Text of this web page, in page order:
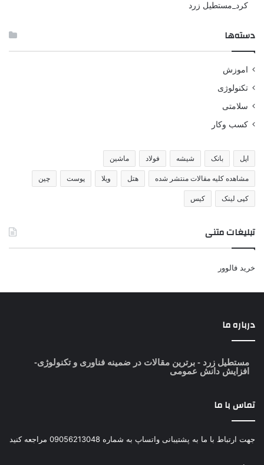
کرد_مستطیل زرد
دسته‌ها
اموزش
تکنولوژی
سلامتی
کسب وکار
اپل بانک شیشه فولاد ماشین
مشاهده کلیه مقالات منتشر شده هتل ویلا پوست چین
کپی لینک کیس
تبلیغات متنی
خرید فالوور
درباره ما
مستطیل زرد - برترین مقالات در ضمینه فناوری و تکنولوژی-
افزایش دانش عمومی
تماس با ما
جهت ارتباط با ما به پشتیبانی واتساپ به شماره 09056213048 مراجعه کنید